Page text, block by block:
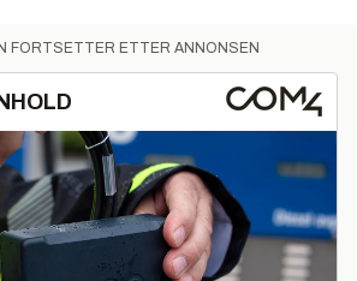
FORTSETTER ETTER ANNONSEN